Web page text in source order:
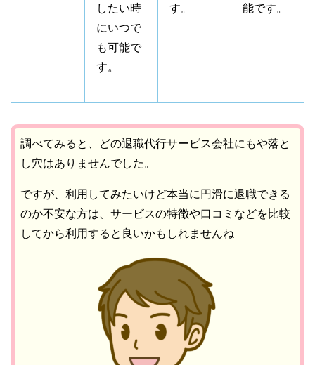
したい時
にいつで
も可能で
す。
す。
能です。
調べてみると、どの退職代行サービス会社にもや落と
し穴はありませんでした。
ですが、利用してみたいけど本当に円滑に退職できる
のか不安な方は、サービスの特徴や口コミなどを比較
してから利用すると良いかもしれませんね